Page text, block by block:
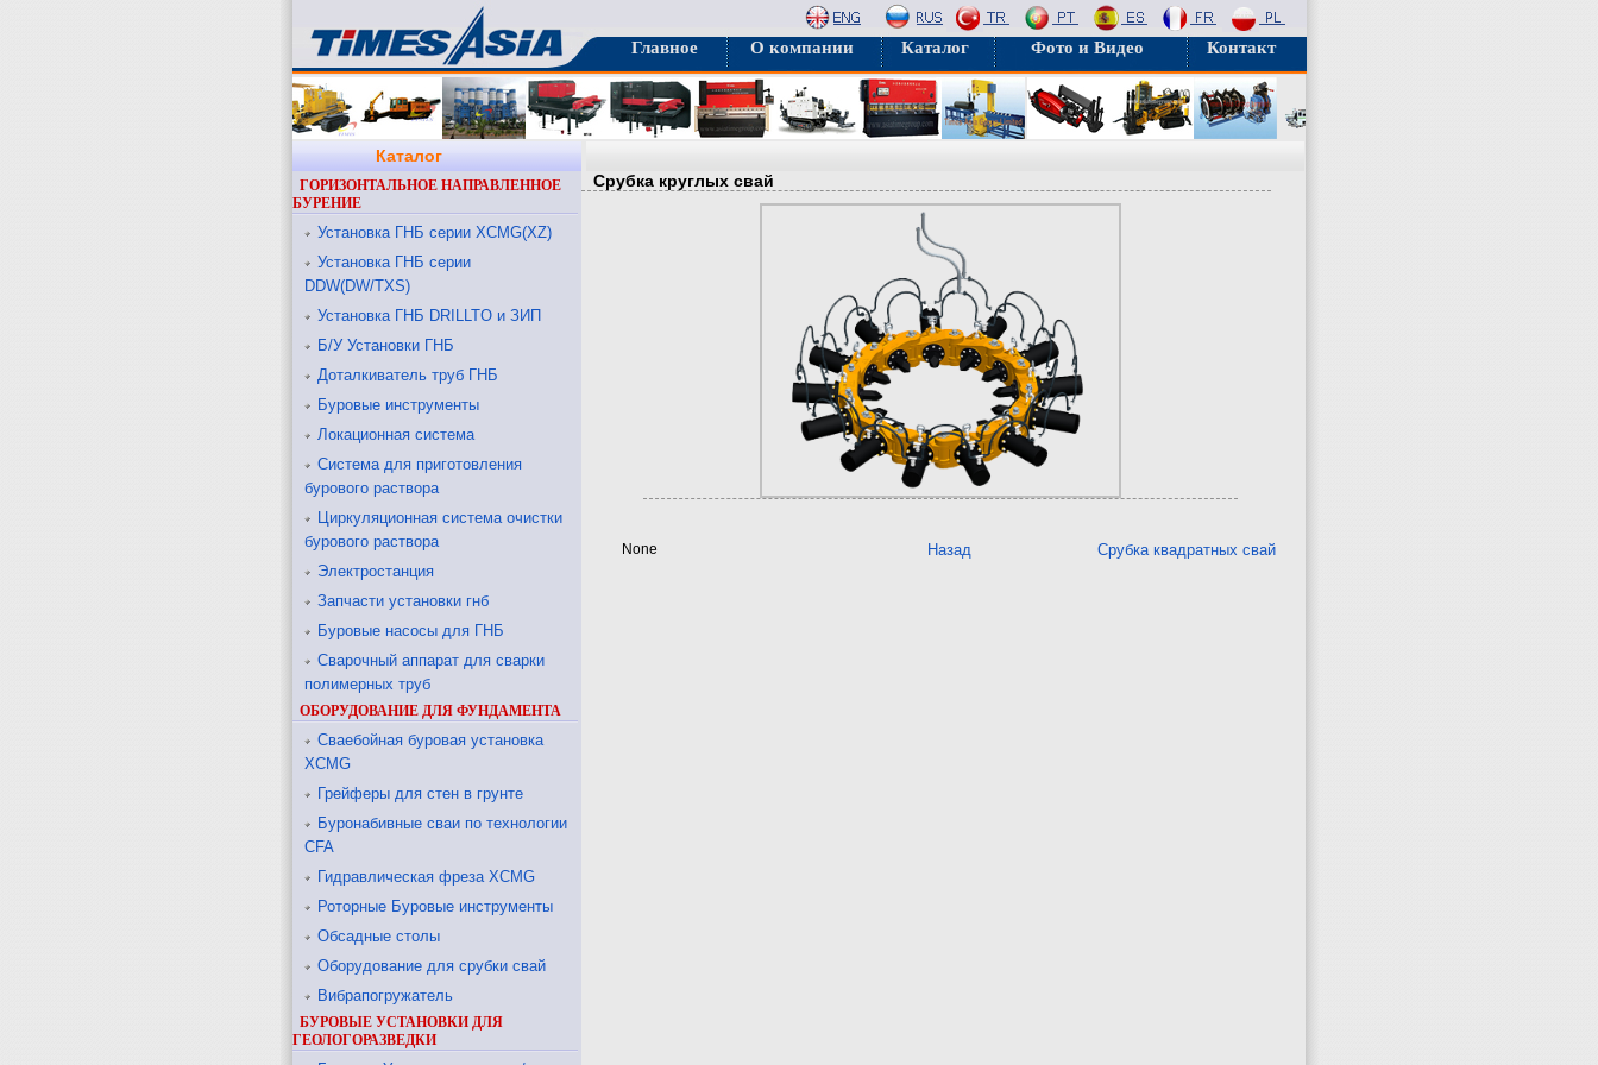
Главное О компании Каталог Фото и Видео Контакт
Каталог
ГОРИЗОНТАЛЬНОЕ НАПРАВЛЕННОЕ
БУРЕНИЕ
Установка ГНБ серии XCMG(XZ)
Установка ГНБ серии
DDW(DW/TXS)
Установка ГНБ DRILLTO и ЗИП
Б/У Установки ГНБ
Доталкиватель труб ГНБ
Буровые инструменты
Локационная система
Система для приготовления
бурового раствора
Циркуляционная система очистки
бурового раствора
Электростанция
Запчасти установки гнб
Буровые насосы для ГНБ
Сварочный аппарат для сварки
полимерных труб
ОБОРУДОВАНИЕ ДЛЯ ФУНДАМЕНТА
Сваебойная буровая установка
XCMG
Грейферы для стен в грунте
Буронабивные сваи по технологии
CFA
Гидравлическая фреза XCMG
Роторные Буровые инструменты
Обсадные столы
Оборудование для срубки свай
Вибрапогружатель
БУРОВЫЕ УСТАНОВКИ ДЛЯ
ГЕОЛОГОРАЗВЕДКИ
Срубка круглых свай
None Назад Срубка квадратных свай